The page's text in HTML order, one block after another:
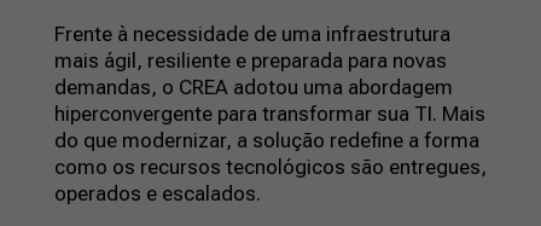
Frente à necessidade de uma infraestrutura
mais ágil, resiliente e preparada para novas
demandas, o CREA adotou uma abordagem
hiperconvergente para transformar sua TI. Mais
do que modernizar, a solução redefine a forma
como os recursos tecnológicos são entregues,
operados e escalados.